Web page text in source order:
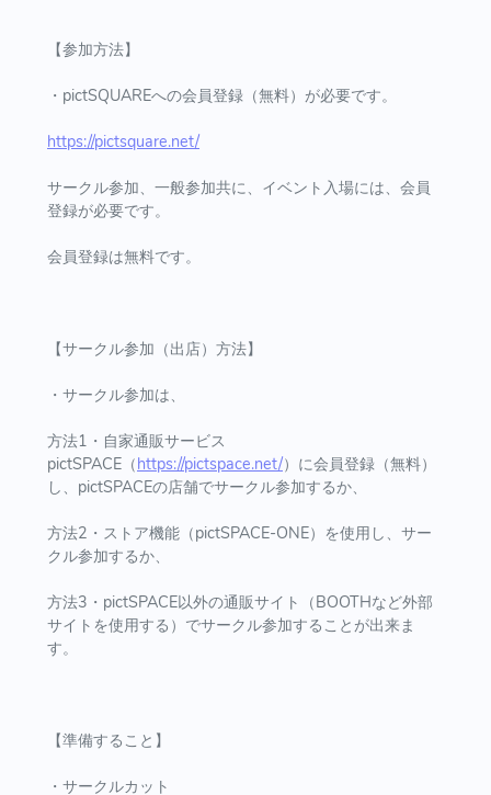
【参加方法】
・pictSQUAREへの会員登録（無料）が必要です。
https://pictsquare.net/
サークル参加、一般参加共に、イベント入場には、会員
登録が必要です。
会員登録は無料です。
【サークル参加（出店）方法】
・サークル参加は、
方法1・自家通販サービス
pictSPACE（https://pictspace.net/）に会員登録（無料）
し、pictSPACEの店舗でサークル参加するか、
方法2・ストア機能（pictSPACE-ONE）を使用し、サー
クル参加するか、
方法3・pictSPACE以外の通販サイト（BOOTHなど外部
サイトを使用する）でサークル参加することが出来ま
す。
【準備すること】
・サークルカット